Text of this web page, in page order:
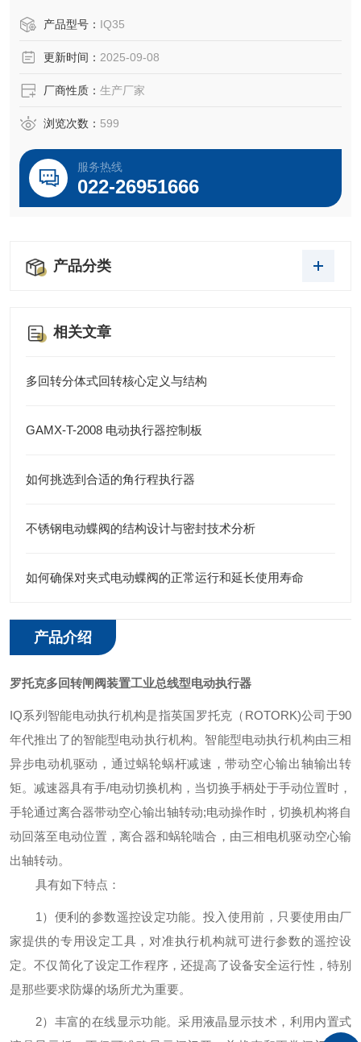
智能机电一体化产品。
遥控技术、磁控开关技术、波晶显示技术等控制技术取代传
产品型号： IQ35
更新时间： 2025-09-08
厂商性质： 生产厂家
浏览次数： 599
服务热线
022-26951666
产品分类
相关文章
多回转分体式回转核心定义与结构
GAMX-T-2008 电动执行器控制板
如何挑选到合适的角行程执行器
不锈钢电动蝶阀的结构设计与密封技术分析
如何确保对夹式电动蝶阀的正常运行和延长使用寿命
产品介绍
罗托克多回转闸阀装置工业总线型电动执行器
IQ系列智能电动执行机构是指英国罗托克（ROTORK)公司于90
年代推出了的智能型电动执行机构。智能型电动执行机构由三相
异步电动机驱动，通过蜗轮蜗杆减速，带动空心输出轴输出转
矩。减速器具有手/电动切换机构，当切换手柄处于手动位置时，
手轮通过离合器带动空心输出轴转动;电动操作时，切换机构将自
动回落至电动位置，离合器和蜗轮啮合，由三相电机驱动空心输
出轴转动。
具有如下特点：
1）便利的参数遥控设定功能。投入使用前，只要使用由厂
家提供的专用设定工具，对准执行机构就可进行参数的遥控设
定。不仅简化了设定工作程序，还提高了设备安全运行性，特别
是那些要求防爆的场所尤为重要。
2）丰富的在线显示功能。采用液晶显示技术，利用内置式